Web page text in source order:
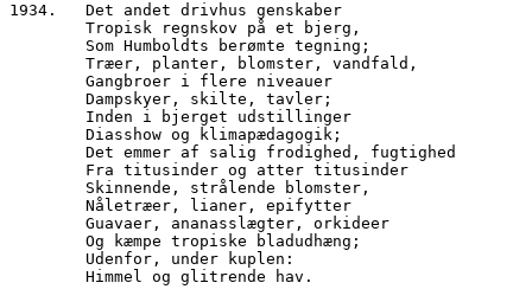
1934.	Det andet drivhus genskaber
        Tropisk regnskov på et bjerg,
        Som Humboldts berømte tegning;
        Træer, planter, blomster, vandfald,
        Gangbroer i flere niveauer
        Dampskyer, skilte, tavler;
        Inden i bjerget udstillinger
        Diasshow og klimapædagogik;
        Det emmer af salig frodighed, fugtighed
        Fra titusinder og atter titusinder
        Skinnende, strålende blomster,
        Nåletræer, lianer, epifytter
        Guavaer, ananasslægter, orkideer
        Og kæmpe tropiske bladudhæng;
        Udenfor, under kuplen:
        Himmel og glitrende hav.